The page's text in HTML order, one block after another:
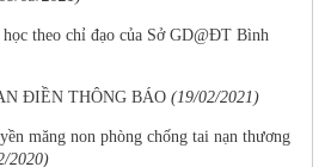
theo chỉ đạo của Sở GD@ĐT Bình
ĐIỀN THÔNG BÁO (19/02/2021)
măng non phòng chống tai nạn thương
2020)